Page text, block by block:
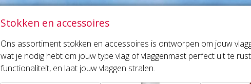
Stokken en accessoires
Ons assortiment stokken en accessoires is ontworpen om jouw
wat je nodig hebt om jouw type vlag of vlaggenmast perfect uit te
functionaliteit, en laat jouw vlaggen stralen.